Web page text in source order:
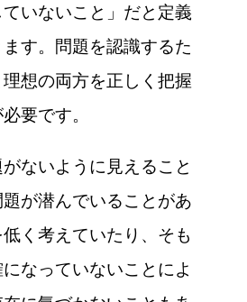
いないこと」だと定義
す。問題を認識するた
想の両方を正しく把握
要です。
ないように見えること
が潜んでいることがあ
く考えていたり、そも
なっていないことによ